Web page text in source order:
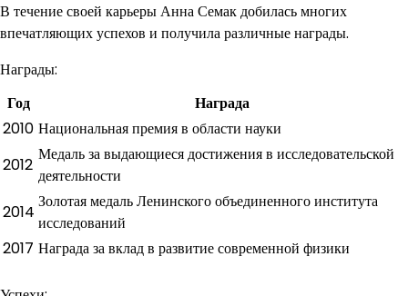
В течение своей карьеры Анна Семак добилась многих
впечатляющих успехов и получила различные награды.
Награды:
Год
Награда
2010 Национальная премия в области науки
2012
Медаль за выдающиеся достижения в исследовательской
деятельности
2014
Золотая медаль Ленинского объединенного института
исследований
2017 Награда за вклад в развитие современной физики